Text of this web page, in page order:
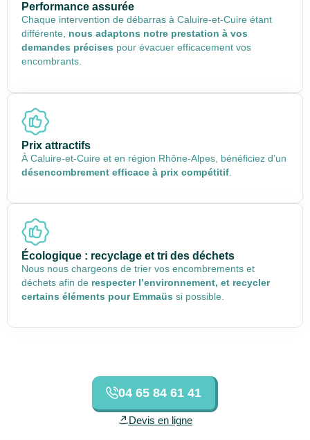
Performance assurée
Chaque intervention de débarras à Caluire-et-Cuire étant
différente, nous adaptons notre prestation à vos
demandes précises pour évacuer efficacement vos
encombrants.
Prix attractifs
À Caluire-et-Cuire et en région Rhône-Alpes, bénéficiez d’un
désencombrement efficace à prix compétitif
Écologique : recyclage et tri des déchets
Nous nous chargeons de trier vos encombrements et
déchets afin de respecter l’environnement, et recycler
certains éléments pour Emmaüs si possible.
04 65 84 61 41
Devis en ligne